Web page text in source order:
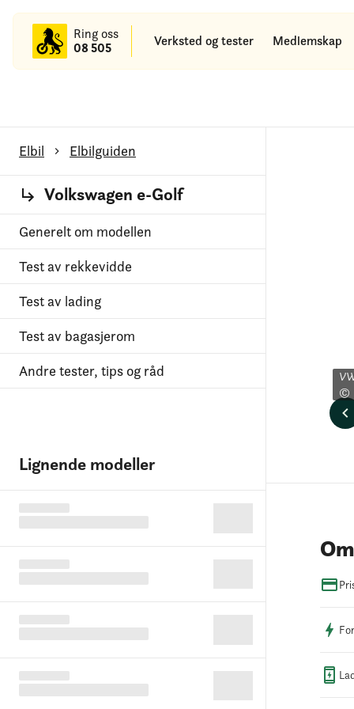
Ring oss
08 505
Verksted og tester Medlemskap
hovedinnhold
©
Elbil Elbilguiden
Volkswagen e-Golf
Generelt om modellen
Test av rekkevidde
Test av lading
Test av bagasjerom
Andre tester, tips og råd
Lignende modeller